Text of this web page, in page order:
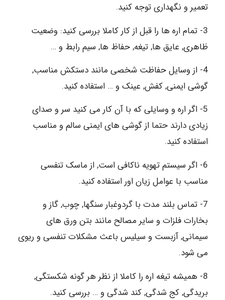
تعمیر و نگهداری توجه کنید.
3- تمام اره ها را قبل از کار کاملا بررسی کنید: وضعیت
ظاهری, عایق ها, تیغه, حفاظ ها, سیم رابط و …
4- از وسایل حفاظت شخصی مانند دستکش مناسب,
گوشی ایمنی, کفش, عینک و … استفاده کنید.
5- اگر اره و وسایلی که با آن کار می کنید سر و صدای
زیادی دارند حتما از گوشی های ایمنی سالم و مناسب
استفاده کنید.
6- اگر سیستم تهویه ناکافی است, از ماسک تنفسی
مناسب با عوامل زیان اور استفاده کنید.
7- تماس بلند مدت با گردوغبار سنگها, چوب, گاز و
بخارات فلزات و سایر مصالح مانند بتن ورق های
سیمانی, آزبست و سیلیس باعث مشکلات تنفسی و ریوی
می شود.
8- همیشه تیغه اره را کاملا از نظر هر گونه شکستگی,
بریدگی, کج شدگی, کند شدگی و … بررسی کنید.